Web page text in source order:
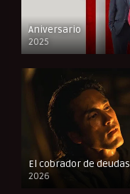
Aniversario
2025
FULL HD
El cobrador de deudas
2026
FULL HD